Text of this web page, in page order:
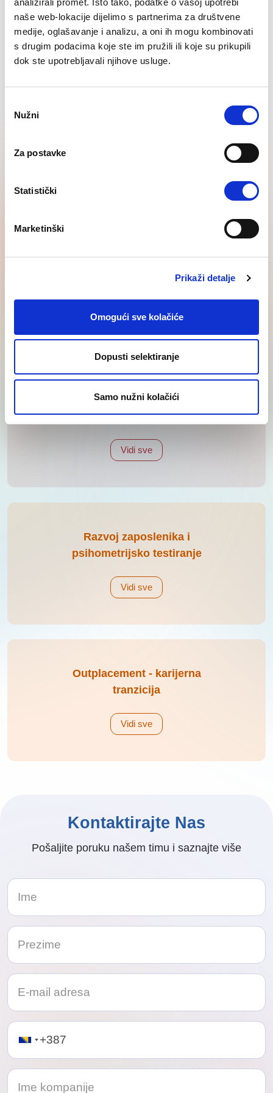
naše web-lokacije dijelimo s partnerima za društvene
medije, oglašavanje i analizu, a oni ih mogu kombinovati
s drugim podacima koje ste im pružili ili koje su prikupili
dok ste upotrebljavali njihove usluge.
Selection
Nužni
Za postavke
Statistički
Marketinški
Prikaži detalje
Omogući sve kolačiće
Dopusti selektiranje
Samo nužni kolačići
pretraga i selekcija
Vidi sve
Regrutacija za strana
tržišta
Vidi sve
Razvoj zaposlenika i
psihometrijsko testiranje
Vidi sve
Outplacement - karijerna
tranzicija
Vidi sve
Kontaktirajte Nas
Pošaljite poruku našem timu i saznajte više
Telephone